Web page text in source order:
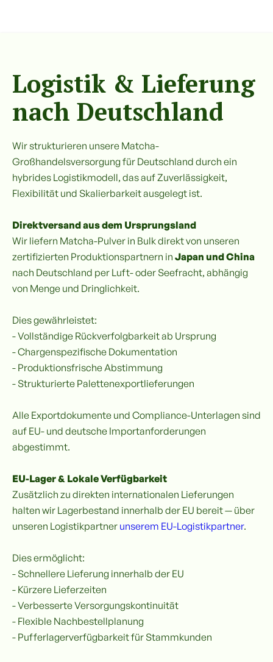
Logistik & Lieferung
nach Deutschland
Wir strukturieren unsere Matcha-
Großhandelsversorgung für Deutschland durch ein
hybrides Logistikmodell, das auf Zuverlässigkeit,
Flexibilität und Skalierbarkeit ausgelegt ist.
Direktversand aus dem Ursprungsland
Wir liefern Matcha-Pulver in Bulk direkt von unseren
zertifizierten Produktionspartnern in Japan und China
nach Deutschland per Luft- oder Seefracht, abhängig
von Menge und Dringlichkeit.
Dies gewährleistet:
- Vollständige Rückverfolgbarkeit ab Ursprung
- Chargenspezifische Dokumentation
- Produktionsfrische Abstimmung
- Strukturierte Palettenexportlieferungen
Alle Exportdokumente und Compliance-Unterlagen sind
auf EU- und deutsche Importanforderungen
abgestimmt.
EU-Lager & Lokale Verfügbarkeit
Zusätzlich zu direkten internationalen Lieferungen
halten wir Lagerbestand innerhalb der EU bereit — über
unseren Logistikpartner unserem EU-Logistikpartner.
Dies ermöglicht:
- Schnellere Lieferung innerhalb der EU
- Kürzere Lieferzeiten
- Verbesserte Versorgungskontinuität
- Flexible Nachbestellplanung
- Pufferlagerverfügbarkeit für Stammkunden